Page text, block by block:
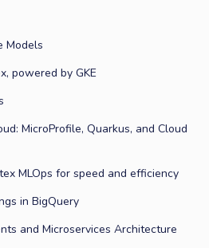
Models
powered by GKE
MicroProfile, Quarkus, and Cloud
MLOps for speed and efficiency
in BigQuery
and Microservices Architecture